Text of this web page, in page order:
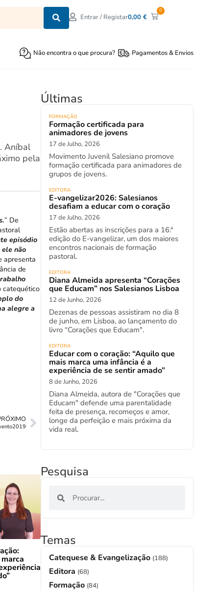
Entrar / Registar0,00€
0
Não encontra o que procura? Pagamentos & Envios
Aníbal
pela
” De
episódio
não
apresenta
de
catequético
do
alegre a
Últimas
FORMAÇÃO
Formação certificada para
animadores de jovens
17 de Julho, 2026
Movimento Juvenil Salesiano promove
formação certificada para animadores de
grupos de jovens.
EDITORA
E-vangelizar2026: Salesianos
desafiam a educar com o coração
17 de Julho, 2026
Estão abertas as inscrições para a 16.ª
edição do E-vangelizar, um dos maiores
encontros nacionais de formação
pastoral.
EDITORA
Diana Almeida apresenta “Corações
que Educam” nos Salesianos Lisboa
12 de Junho, 2026
Dezenas de pessoas assistiram no dia 8
de junho, em Lisboa, ao lançamento do
livro “Corações que Educam".
EDITORA
Educar com o coração: “Aquilo que
mais marca uma infância é a
experiência de se sentir amado”
8 de Junho, 2026
Diana Almeida, autora de "Corações que
Educam" defende uma parentalidade
feita de presença, recomeços e amor,
longe da perfeição e mais próxima da
vida real.
Pesquisa
Temas
Catequese & Evangelização (188)
Editora (68)
Formação (84)